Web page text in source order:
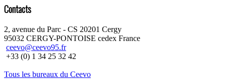
Contacts
2, avenue du Parc - CS 20201 Cergy
95032 CERGY-PONTOISE cedex France
ceevo@ceevo95.fr
+33 (0) 1 34 25 32 42
Tous les bureaux du Ceevo